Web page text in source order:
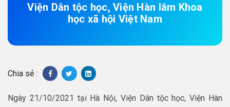
Viện Dân tộc học, Viện Hàn lâm Khoa
học xã hội Việt Nam
Chia sẻ :
Ngày 21/10/2021 tại Hà Nội, Viện Dân tộc học, Viện Hàn